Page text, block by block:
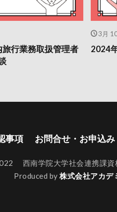
行業務取扱管理者
3月
2024
事項 お問合せ・お申込み
西南学院大学社会連携課資
Produced by株式会社アカデ